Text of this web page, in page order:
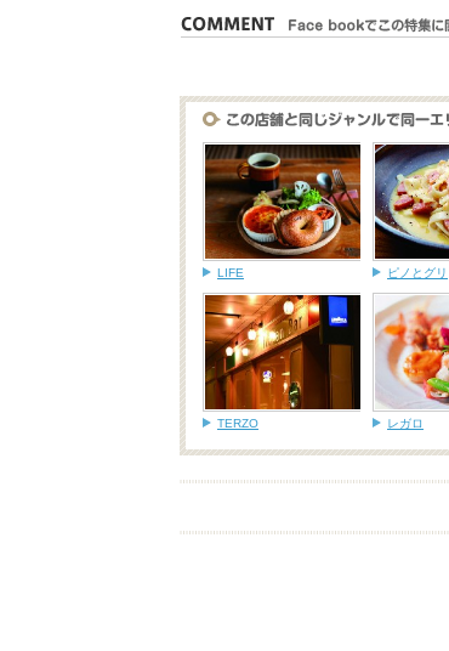
LIFE ピノとグリ
TERZO レガロ